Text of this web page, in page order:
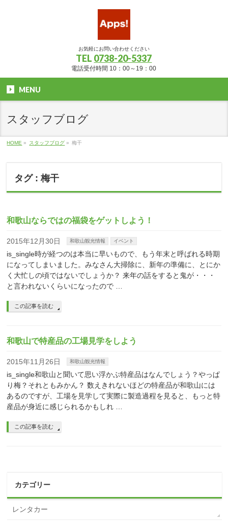
お気軽にお問い合わせください
TEL 0738-20-5337
電話受付時間 10：00～19：00
MENU
スタッフブログ
HOME » スタッフブログ » 梅干
タグ : 梅干
和歌山ならではの福袋をゲットしよう！
2015年12月30日 和歌山観光情報 イベント
is_single時が経つのは本当に早いもので、もう年末と呼ばれる時期
になってしまいました。みなさん大掃除に、新年の準備に、とにか
く大忙しの頃ではないでしょうか？ 来年の話をすると鬼が・・・
と言われないくらいになったので …
この記事を読む
和歌山で特産品の工場見学をしよう
2015年11月26日 和歌山観光情報
is_single和歌山と聞いて思い浮かぶ特産品はなんでしょう？やっぱ
り梅？それともみかん？ 数えきれないほどの特産品が和歌山には
あるのですが、工場を見学して実際に製造過程を見ると、もっと特
産品が身近に感じられるかもしれ …
この記事を読む
カテゴリー
レンタカー